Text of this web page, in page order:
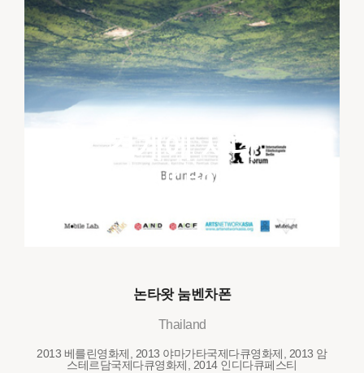
경계에 서다
Where Your Boundaries
논타왓 눔벤차폰
Thailand
2013 베를린영화제, 2013 야마가타국제다큐영화제, 2013 암
스테르담국제다큐영화제, 2014 인디다큐페스티